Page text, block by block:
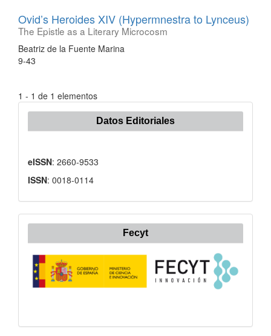
Ovid’s Heroides XIV (Hypermnestra to Lynceus)
The Epistle as a Literary Microcosm
Beatriz de la Fuente Marina
9-43
1 - 1 de 1 elementos
Datos Editoriales
eISSN: 2660-9533
ISSN: 0018-0114
Fecyt